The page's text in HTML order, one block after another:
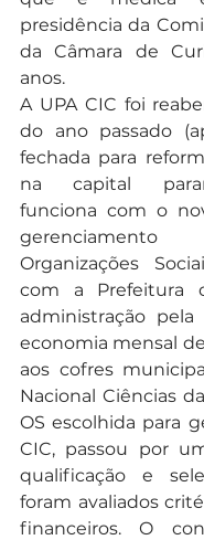
presidência da
da Câmara de
anos.
A UPA CIC foi
do ano passado
fechada para
na capital
funciona com o
Organizações
com a Prefeitura
administração
economia mensal
aos cofres
Nacional Ciências
OS escolhida para
CIC, passou por
qualificação e
foram avaliados
financeiros. O